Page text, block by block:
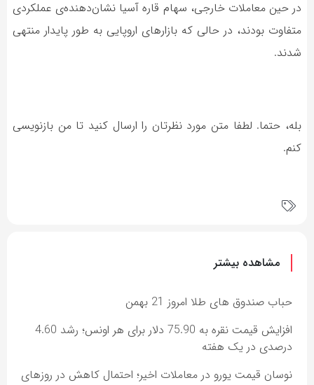
در حین معاملات خارجی، سهام قاره آسیا نشان‌دهنده‌ی عملکردی
متفاوت بودند، در حالی که بازارهای اروپایی به طور پایدار منتهی
شدند.
بله، حتما. لطفا متن مورد نظرتان را ارسال کنید تا من بازنویسی
کنم.
مشاهده بیشتر
حباب صندوق های طلا امروز 21 بهمن
افزایش قیمت نقره به 75.90 دلار برای هر اونس؛ رشد 4.60
درصدی در یک هفته
نوسان قیمت یورو در معاملات اخیر؛ احتمال کاهش در روزهای